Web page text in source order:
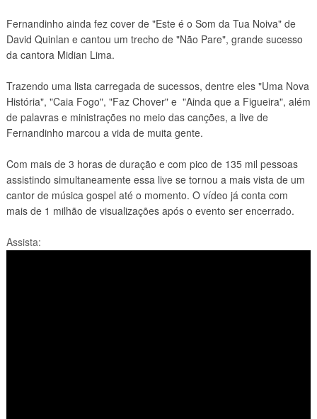
Fernandinho ainda fez cover de "Este é o Som da Tua Noiva" de
David Quinlan e cantou um trecho de "Não Pare", grande sucesso
da cantora Midian Lima.
Trazendo uma lista carregada de sucessos, dentre eles "Uma Nova
História", "Caia Fogo", "Faz Chover" e "Ainda que a Figueira", além
de palavras e ministrações no meio das canções, a live de
Fernandinho marcou a vida de muita gente.
Com mais de 3 horas de duração e com pico de 135 mil pessoas
assistindo simultaneamente essa live se tornou a mais vista de um
cantor de música gospel até o momento. O vídeo já conta com
mais de 1 milhão de visualizações após o evento ser encerrado.
Assista: